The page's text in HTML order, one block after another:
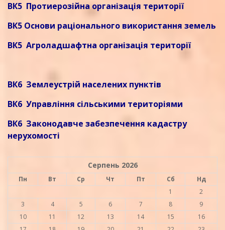
ВК5 Протиерозійна організація території
ВК5 Основи раціонального використання земель
ВК5 Агроладшафтна організація території
ВК6 Землеустрій населених пунктів
ВК6 Управління сільськими територіями
ВК6 Законодавче забезпечення кадастру
нерухомості
Серпень 2026
Пн Вт Ср Чт Пт Сб
Нд
1
2
3
4 5 6 7 8
9
10
11 12 13 14 15
16